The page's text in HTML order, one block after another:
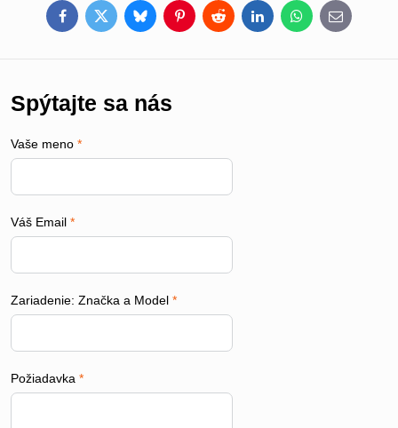
FacebookTwitterBlueskyPinterestRedditLinkedInWhatsApp
E-
mail
Spýtajte sa nás
Vaše meno *
Váš Email *
Zariadenie: Značka a Model *
Požiadavka *